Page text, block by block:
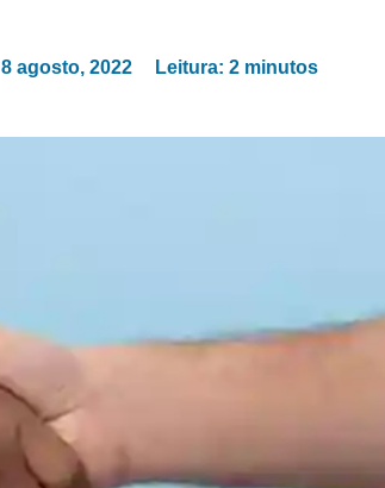
8 agosto, 2022 Leitura: 2 minutos